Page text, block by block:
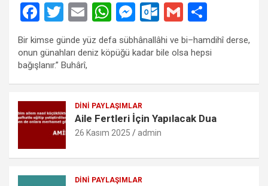
F
ce
b
o
o
k
T
wi
tt
er
E
m
ail
W
h
at
A
p
p
M
es
se
g
er
O
ut
lo
k.
o
G
m
ail
h
ar
Bir kimse günde yüz defa sübhânallâhi ve bi–hamdihî derse,
onun günahları deniz köpüğü kadar bile olsa hepsi
bağışlanır.” Buhârî,
DINI PAYLAŞIMLAR
Aile Fertleri İçin Yapılacak Dua
26 Kasım 2025 admin
DINI PAYLAŞIMLAR